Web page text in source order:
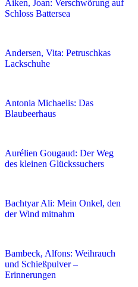
Aiken, Joan: Verschwörung auf
Schloss Battersea
Andersen, Vita: Petruschkas
Lackschuhe
Antonia Michaelis: Das
Blaubeerhaus
Aurélien Gougaud: Der Weg
des kleinen Glückssuchers
Bachtyar Ali: Mein Onkel, den
der Wind mitnahm
Bambeck, Alfons: Weihrauch
und Schießpulver –
Erinnerungen